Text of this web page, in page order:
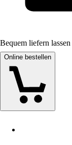
Bequem liefern lassen
Online bestellen